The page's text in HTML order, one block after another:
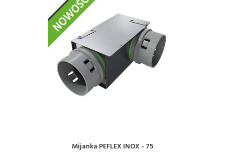
Mijanka PEFLEX INOX - 75